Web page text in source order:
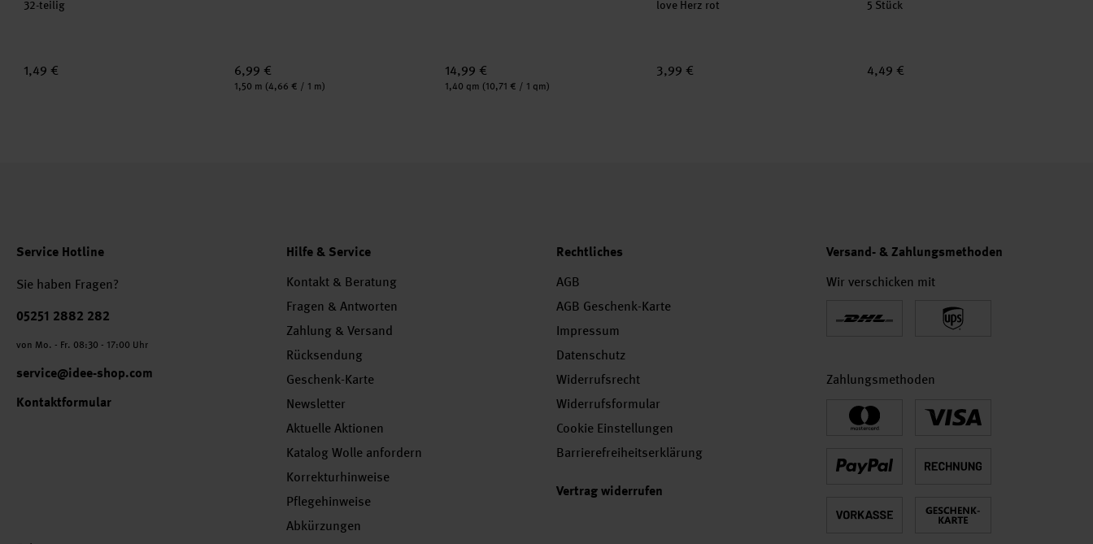
32-teilig
1,49 € 6,99 €
Inhalt:
1,50 m (4,66 € / 1 m)
14,99 €
Inhalt:
1,40 qm (10,71 € / 1 qm)
love Herz rot
3,99 €
5 Stück
4,49 €
Service Hotline
Sie haben Fragen?
Telefonnummer
05251 2882 282
von Mo. - Fr. 08:30 - 17:00 Uhr
service@idee-shop.com
Kontaktformular
Hilfe & Service
Kontakt & Beratung
Fragen & Antworten
Zahlung & Versand
Rücksendung
Geschenk-Karte
Newsletter
Aktuelle Aktionen
Katalog Wolle anfordern
Korrekturhinweise
Pflegehinweise
Abkürzungen
Rechtliches
AGB
AGB Geschenk-Karte
Impressum
Datenschutz
Widerrufsrecht
Widerrufsformular
Cookie Einstellungen
Barrierefreiheitserklärung
Vertrag widerrufen
Versand- & Zahlungsmethoden
Wir verschicken mit
Zahlungsmethoden